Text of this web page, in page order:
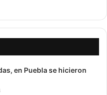
en Puebla se hicieron